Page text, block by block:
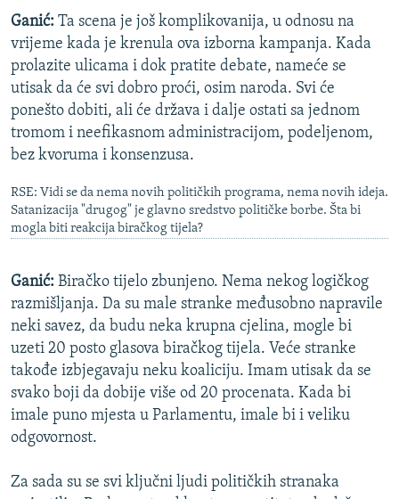
Ganić: Ta scena je još komplikovanija, u odnosu na
vrijeme kada je krenula ova izborna kampanja. Kada
prolazite ulicama i dok pratite debate, nameće se
utisak da će svi dobro proći, osim naroda. Svi će
ponešto dobiti, ali će država i dalje ostati sa jednom
tromom i neefikasnom administracijom, podeljenom,
bez kvoruma i konsenzusa.
RSE: Vidi se da nema novih političkih programa, nema novih ideja.
Satanizacija "drugog" je glavno sredstvo političke borbe. Šta bi
mogla biti reakcija biračkog tijela?
Ganić: Biračko tijelo zbunjeno. Nema nekog logičkog
razmišljanja. Da su male stranke međusobno napravile
neki savez, da budu neka krupna cjelina, mogle bi
uzeti 20 posto glasova biračkog tijela. Veće stranke
takođe izbjegavaju neku koaliciju. Imam utisak da se
svako boji da dobije više od 20 procenata. Kada bi
imale puno mjesta u Parlamentu, imale bi i veliku
odgovornost.
Za sada su se svi ključni ljudi političkih stranaka